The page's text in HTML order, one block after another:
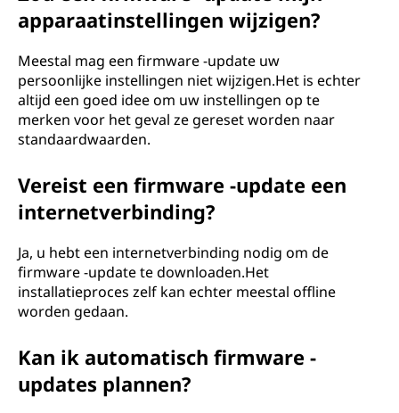
apparaatinstellingen wijzigen?
Meestal mag een firmware -update uw
persoonlijke instellingen niet wijzigen.Het is echter
altijd een goed idee om uw instellingen op te
merken voor het geval ze gereset worden naar
standaardwaarden.
Vereist een firmware -update een
internetverbinding?
Ja, u hebt een internetverbinding nodig om de
firmware -update te downloaden.Het
installatieproces zelf kan echter meestal offline
worden gedaan.
Kan ik automatisch firmware -
updates plannen?